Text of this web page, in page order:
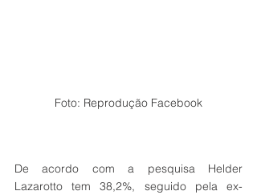
Foto: Reprodução Facebook
De acordo com a pesquisa Helder
Lazarotto tem 38,2%, seguido pela ex-